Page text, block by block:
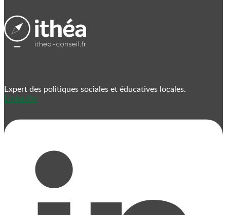
Expert des politiques sociales et éducatives locales.
Linkedin